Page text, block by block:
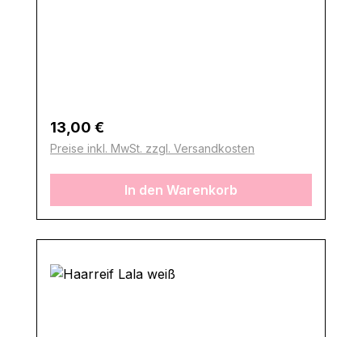
Regulärer Preis:
13,00 €
Preise inkl. MwSt. zzgl. Versandkosten
In den Warenkorb